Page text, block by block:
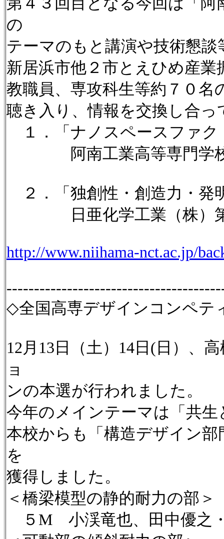
の
テーマのもと講演や技術懇
新居浜市他２市とえひめ産
教職員、専攻科生等約７０
聴き入り、情報を交換し合っ
１．「ナノスペースファク
阿南工業高等専門学校
２．「独創性・創造力・
日亜化学工業（株）第
http://www.niihama-nct.ac.jp/
◇全国高専デザインコンペテ
12月13日（土）14日(日）、
ョ
ンの本選が行われました。
今年のメインテーマは「共生
本校からも「構造デザイン
を
獲得しました。
＜橋梁模型の静的耐力の部＞
５M 小渓竜也、田中優之